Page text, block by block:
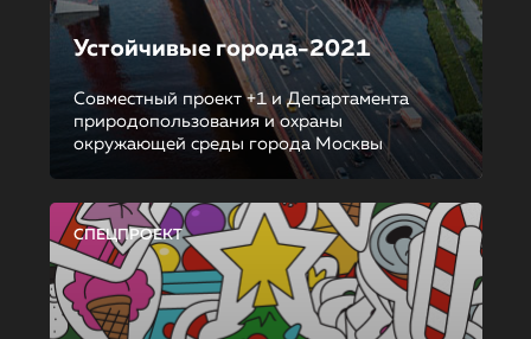
Устойчивые города-2021
Совместный проект +1 и Департамента
природопользования и охраны
окружающей среды города Москвы
СПЕЦПРОЕКТ